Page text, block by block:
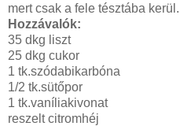
mert csak a fele tésztába kerül.
Hozzávalók:
35 dkg liszt
25 dkg cukor
1 tk.szódabikarbóna
1/2 tk.sütőpor
1 tk.vaníliakivonat
reszelt citromhéj